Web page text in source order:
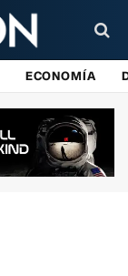
ECONOMÍA